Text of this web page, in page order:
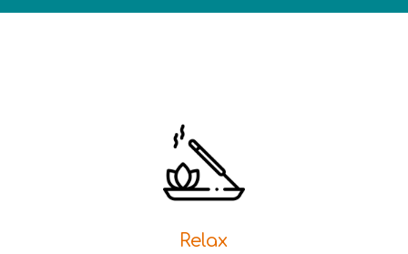
Relax